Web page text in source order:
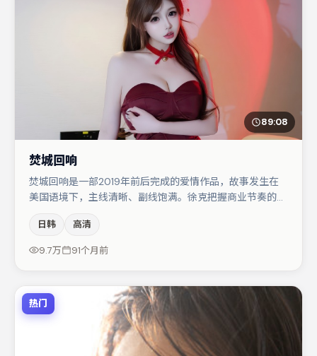
89:08
焚城回响
焚城回响是一部2019年前后完成的爱情作品，故事发生在
美国语境下，主线清晰、副线饱满。徐克把握商业节奏的同
包括木村拓哉、张译、蒋奇明等，角色动机前后呼应，适合
喜欢抠台词与伏笔的观众。若你偏爱强类型与清晰主线，这
日韩 高清
9.7万 91个月前
热门